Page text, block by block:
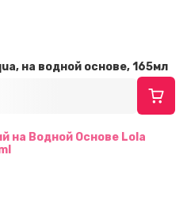
на водной основе, 165мл